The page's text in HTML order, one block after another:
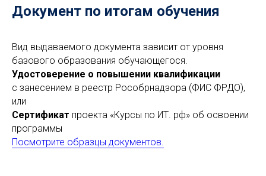
Документ по итогам обучения
Вид выдаваемого документа зависит от уровня
базового образования обучающегося.
Удостоверение о повышении квалификации
с занесением в реестр Рособрнадзора (ФИС ФРДО),
или
Сертификат проекта «Курсы по ИТ. рф» об освоении
программы
Посмотрите образцы документов.